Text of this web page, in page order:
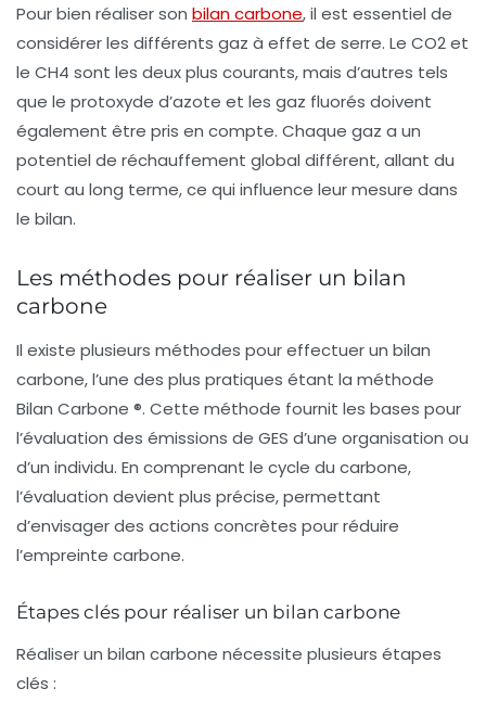
Pour bien réaliser son bilan carbone, il est essentiel de
considérer les différents gaz à effet de serre. Le CO2 et
le CH4 sont les deux plus courants, mais d’autres tels
que le protoxyde d’azote et les gaz fluorés doivent
également être pris en compte. Chaque gaz a un
potentiel de réchauffement global différent, allant du
court au long terme, ce qui influence leur mesure dans
le bilan.
Les méthodes pour réaliser un bilan
carbone
Il existe plusieurs méthodes pour effectuer un bilan
carbone, l’une des plus pratiques étant la méthode
Bilan Carbone ®. Cette méthode fournit les bases pour
l’évaluation des émissions de GES d’une organisation ou
d’un individu. En comprenant le cycle du carbone,
l’évaluation devient plus précise, permettant
d’envisager des actions concrètes pour réduire
l’empreinte carbone.
Étapes clés pour réaliser un bilan carbone
Réaliser un bilan carbone nécessite plusieurs étapes
clés :